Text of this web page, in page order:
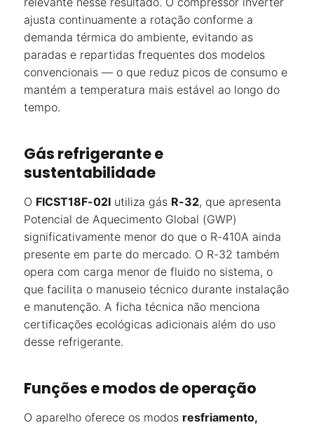
ajusta continuamente a rotação conforme a
demanda térmica do ambiente, evitando as
paradas e repartidas frequentes dos modelos
convencionais — o que reduz picos de consumo e
mantém a temperatura mais estável ao longo do
tempo.
Gás refrigerante e
sustentabilidade
O FICST18F-02I utiliza gás R-32, que apresenta
Potencial de Aquecimento Global (GWP)
significativamente menor do que o R-410A ainda
presente em parte do mercado. O R-32 também
opera com carga menor de fluido no sistema, o
que facilita o manuseio técnico durante instalação
e manutenção. A ficha técnica não menciona
certificações ecológicas adicionais além do uso
desse refrigerante.
Funções e modos de operação
O aparelho oferece os modos resfriamento,